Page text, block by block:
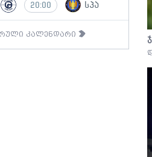
20:00 სპა
კალენდარი